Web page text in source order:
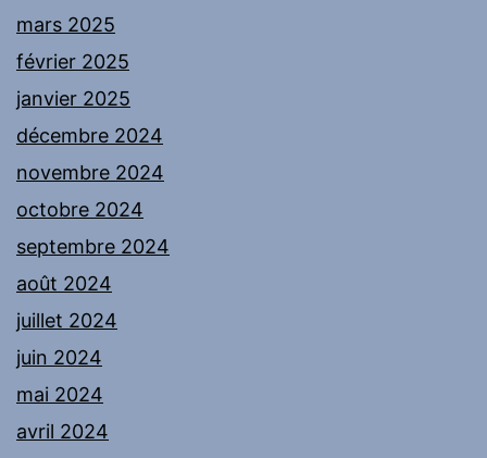
mars 2025
février 2025
janvier 2025
décembre 2024
novembre 2024
octobre 2024
septembre 2024
août 2024
juillet 2024
juin 2024
mai 2024
avril 2024